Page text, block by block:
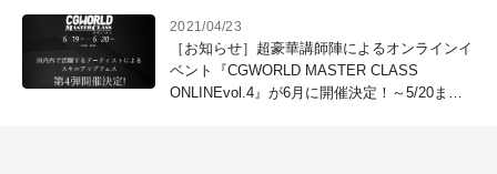
2021/04/23
［お知らせ］超豪華講師陣によるオンラインイ
ベント『CGWORLD MASTER CLASS
ONLINEvol.4』が6月に開催決定！～5/20まで